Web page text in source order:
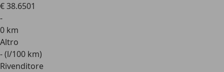
€ 38.6501
-
0 km
Altro
- (l/100 km)
Rivenditore